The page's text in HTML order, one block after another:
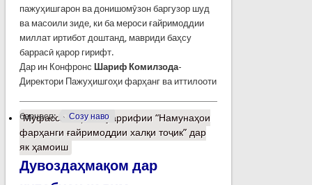
пажуҳишгарон ва донишомӯзон баргузор шуд
ва масоили зиде, ки ба мероси ғайримоддии
миллат иртибот доштанд, мавриди баҳсу
баррасӣ қарор гирифт.
Дар ин Конфронс Шариф Комилзода-
Директори Пажуҳишгоҳи фарҳанг ва иттилооти
барчасп: Созу наво
Муфассалтаро Муаррифии “Намунаҳои
фарҳанги ғайримоддии халқи тоҷик” дар
як ҳамоиш
Дувоздаҳмақом дар